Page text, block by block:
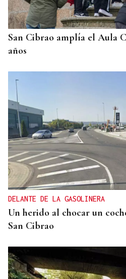
San Cibrao amplía el Aula
años
DELANTE DE LA GASOLINERA
Un herido al chocar un
San Cibrao